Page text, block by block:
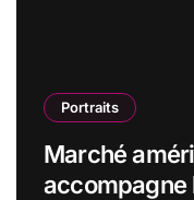
Portraits
Marché
accompagne